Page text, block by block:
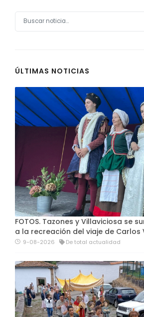
ÚLTIMAS NOTICIAS
FOTOS. Tazones y Villaviciosa se
a la recreación del viaje de Carlos
9-08-2026 De total actualidad